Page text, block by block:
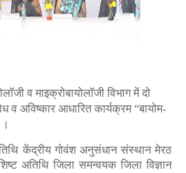
व माइक्रोबायोलॉजी विभाग में दो
व अविष्कार आधारित कार्यक्रम “बायोम-
केंद्रीय गोवंश अनुसंधान संस्थान मेरठ
अतिथि जिला समन्वयक जिला विज्ञान